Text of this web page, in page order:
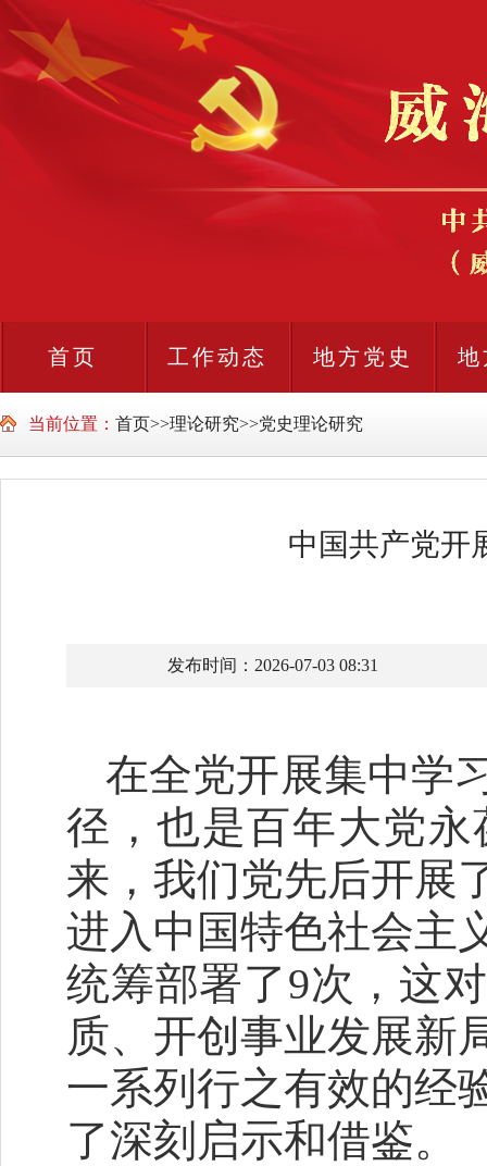
首页 工作动态 地方党史
当前位置： 首页>>理论研究>>党史理论研究
中国共产党开
发布时间：2026-07-03 08:31
在全党开展集中学
径，也是百年大党
来，我们党先后开展
进入中国特色社会主
统筹部署了9次，这
质、开创事业发展新
一系列行之有效的经
了深刻启示和借鉴。